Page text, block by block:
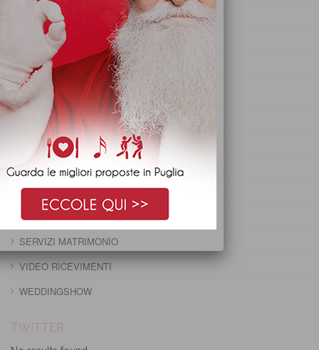
PRANZO DI OGNISSANTI
PRANZO DI PASQUA
PRANZO DI PASQUETTA
PRANZO EPIFANIA
PRANZO IMMACOLATA
PRANZO NATALE
PRANZO PRIMO MAGGIO
PRANZO SANTO STEFANO
RUBRICA
SERVIZI MATRIMONIO
VIDEO RICEVIMENTI
WEDDINGSHOW
TWITTER